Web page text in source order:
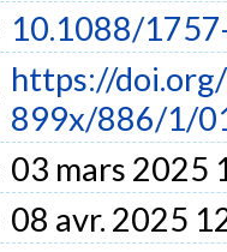
10.1088/
https://
899x/886/1/
03 mars 2025
08 avr. 2025